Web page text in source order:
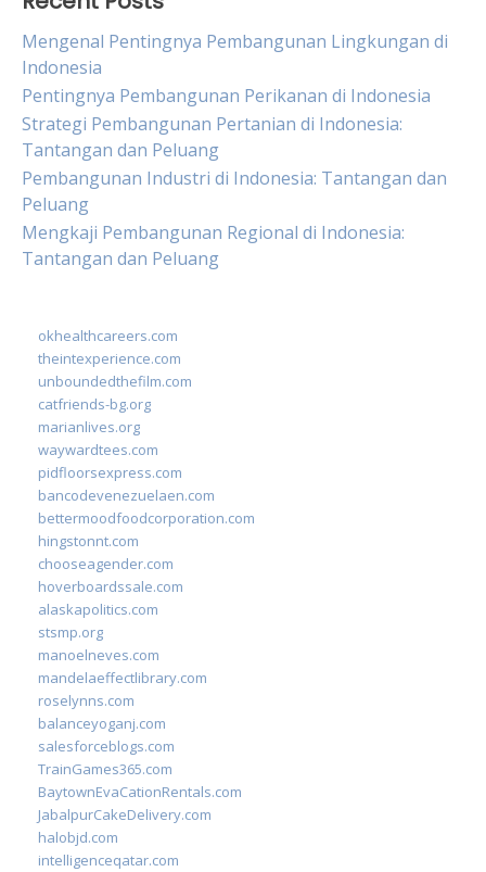
Mengenal Pentingnya Pembangunan Lingkungan di
Indonesia
Pentingnya Pembangunan Perikanan di Indonesia
Strategi Pembangunan Pertanian di Indonesia:
Tantangan dan Peluang
Pembangunan Industri di Indonesia: Tantangan dan
Peluang
Mengkaji Pembangunan Regional di Indonesia:
Tantangan dan Peluang
okhealthcareers.com
theintexperience.com
unboundedthefilm.com
catfriends-bg.org
marianlives.org
waywardtees.com
pidfloorsexpress.com
bancodevenezuelaen.com
bettermoodfoodcorporation.com
hingstonnt.com
chooseagender.com
hoverboardssale.com
alaskapolitics.com
stsmp.org
manoelneves.com
mandelaeffectlibrary.com
roselynns.com
balanceyoganj.com
salesforceblogs.com
TrainGames365.com
BaytownEvaCationRentals.com
JabalpurCakeDelivery.com
halobjd.com
intelligenceqatar.com